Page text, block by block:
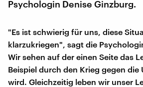
Psychologin Denise Ginzburg.
"Es ist schwierig für uns, diese
klarzukriegen", sagt die
Wir sehen auf der einen Seite das
Beispiel durch den Krieg gegen
wird. Gleichzeitig leben wir unser